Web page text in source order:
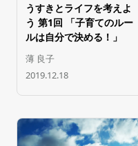
うすきとライフを考えよ
う 第1回 「子育てのルー
ルは自分で決める！」
薄 良子
2019.12.18